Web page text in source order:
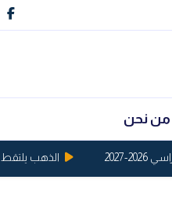
من نحن
الذهب يلتقط